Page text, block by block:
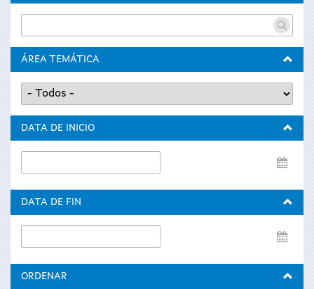
ÁREA TEMÁTICA
DATA DE INICIO
de
DATA DE FIN
de
ORDENAR